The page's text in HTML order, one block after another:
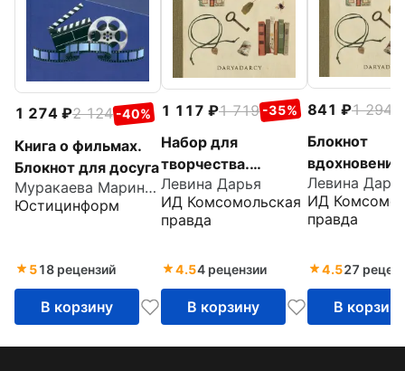
1 274 2 124 -40%
Книга о фильмах.
Блокнот для досуга
Муракаева Марина Борисовна
Юстицинформ
518 рецензий
В корзину
1 117 1 719 -35%
Набор для
творчества.
Вдохновение
Левина Дарья
ИД Комсомольская
правда
4.54 рецензии
В корзину
841 1 294
Блокнот
вдохновения
Левина
ИД
правда
4.527
В корзину